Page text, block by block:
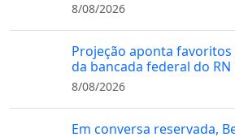
8/08/2026
Projeção aponta
da bancada federal do RN
8/08/2026
Em conversa reservada,